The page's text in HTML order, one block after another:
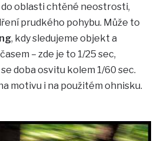
oblasti chtěné neostrosti,
prudkého pohybu. Může to
, kdy sledujeme objekt a
– zde je to 1/25 sec,
doba osvitu kolem 1/60 sec.
motivu i na použitém ohnisku.